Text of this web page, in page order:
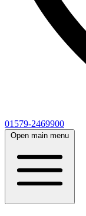
01579-2469900
Open main menu